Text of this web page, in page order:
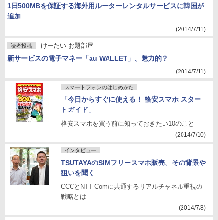
1日500MBを保証する海外用ルーターレンタルサービスに韓国が
追加
(2014/7/11)
読者投稿 けーたい お題部屋
新サービスの電子マネー「au WALLET」、魅力的？
(2014/7/11)
スマートフォンのはじめかた
「今日からすぐに使える！ 格安スマホ スター
トガイド」
格安スマホを買う前に知っておきたい10のこと
(2014/7/10)
インタビュー
TSUTAYAのSIMフリースマホ販売、その背景や
狙いを聞く
CCCとNTT Comに共通するリアルチャネル重視の
戦略とは
(2014/7/8)